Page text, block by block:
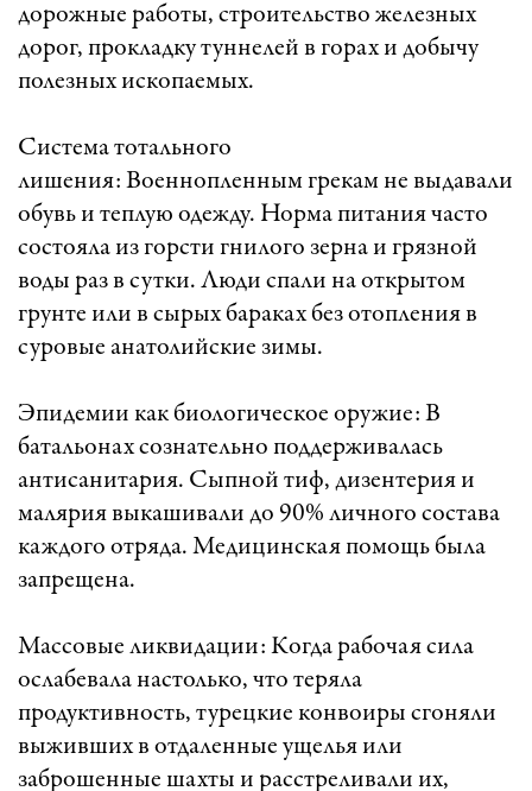
дорожные работы, строительство железных
дорог, прокладку туннелей в горах и добычу
полезных ископаемых.
Система тотального
лишения: Военнопленным грекам не выдавали
обувь и теплую одежду. Норма питания часто
состояла из горсти гнилого зерна и грязной
воды раз в сутки. Люди спали на открытом
грунте или в сырых бараках без отопления в
суровые анатолийские зимы.
Эпидемии как биологическое оружие: В
батальонах сознательно поддерживалась
антисанитария. Сыпной тиф, дизентерия и
малярия выкашивали до 90% личного состава
каждого отряда. Медицинская помощь была
запрещена.
Массовые ликвидации: Когда рабочая сила
ослабевала настолько, что теряла
продуктивность, турецкие конвоиры сгоняли
выживших в отдаленные ущелья или
заброшенные шахты и расстреливали их,